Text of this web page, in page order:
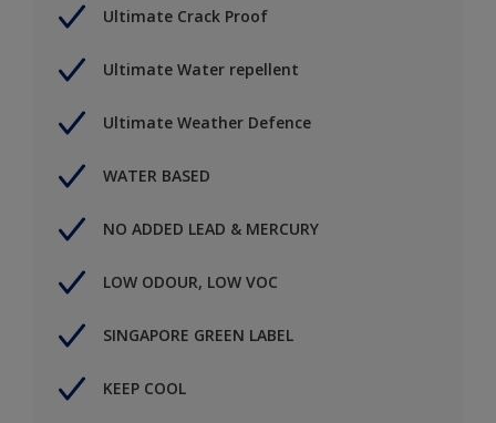
Ultimate Crack Proof
Ultimate Water repellent
Ultimate Weather Defence
WATER BASED
NO ADDED LEAD & MERCURY
LOW ODOUR, LOW VOC
SINGAPORE GREEN LABEL
KEEP COOL